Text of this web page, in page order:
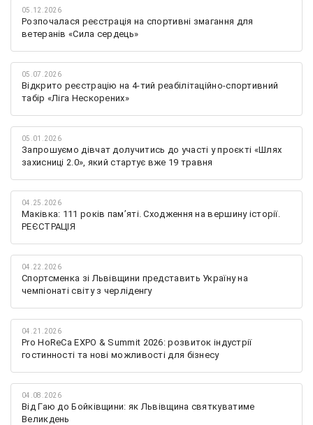
05.12.2026
Розпочалася реєстрація на спортивні змагання для
ветеранів «Сила сердець»
05.07.2026
Відкрито реєстрацію на 4-тий реабілітаційно-спортивний
табір «Ліга Нескорених»
05.01.2026
Запрошуємо дівчат долучитись до участі у проєкті «Шлях
захисниці 2.0», який стартує вже 19 травня
04.25.2026
Маківка: 111 років пам’яті. Сходження на вершину історії.
РЕЄСТРАЦІЯ
04.22.2026
Спортсменка зі Львівщини представить Україну на
чемпіонаті світу з черліденгу
04.21.2026
Pro HoReCa EXPO & Summit 2026: розвиток індустрії
гостинності та нові можливості для бізнесу
04.08.2026
Від Гаю до Бойківщини: як Львівщина святкуватиме
Великдень